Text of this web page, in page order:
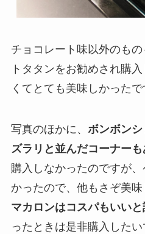
チョコレート味以外のも
トタタンをお勧めされ購
くてとても美味しかったで
写真のほかに、 ボンボン
ズラリと並んだコーナーも
購入しなかったのですが
かったので、他もさぞ美味
マカロンはコスパもいいと
ったときは是非購入したい